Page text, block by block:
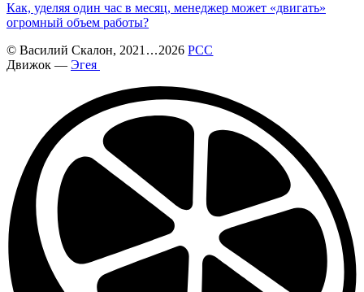
Как, уделяя один час в месяц, менеджер может «двигать»
огромный объем работы?
© Василий Скалон, 2021 ...2026РСС
Движок — Эгея